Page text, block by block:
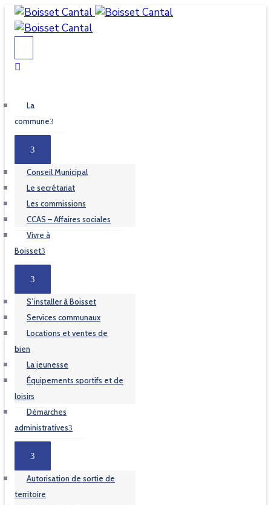
La
commune
Conseil Municipal
Le secrétariat
Les commissions
CCAS – Affaires sociales
Vivre à
Boisset
S’installer à Boisset
Services communaux
Locations et ventes de
bien
La jeunesse
Équipements sportifs et de
loisirs
Démarches
administratives
Autorisation de sortie de
territoire